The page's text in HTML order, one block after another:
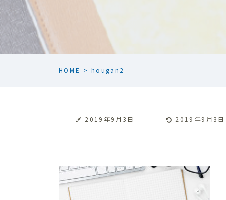
HOME > hougan2
2019年9月3日 2019年9月3日